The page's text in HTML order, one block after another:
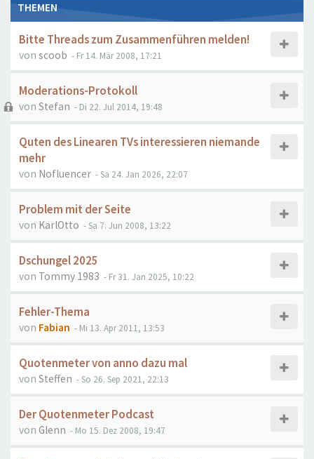
THEMEN
Bitte Threads zum Zusammenführen melden!
von scoob - Fr 14. Mär 2008, 17:21
Moderations-Protokoll
von Stefan - Di 22. Jul 2014, 19:48
Quten des Linearen TVs interessieren niemande
mehr
von Nofluencer - Sa 24. Jan 2026, 22:07
Problem mit der Seite
von KarlOtto - Sa 7. Jun 2008, 13:22
Dschungel 2025
von Tommy 1983 - Fr 31. Jan 2025, 10:22
Fehler-Thema
von Fabian - Mi 13. Apr 2011, 13:53
Quotenmeter von anno dazu mal
von Steffen - So 26. Sep 2021, 22:13
Der Quotenmeter Podcast
von Glenn - Mo 15. Dez 2008, 19:47